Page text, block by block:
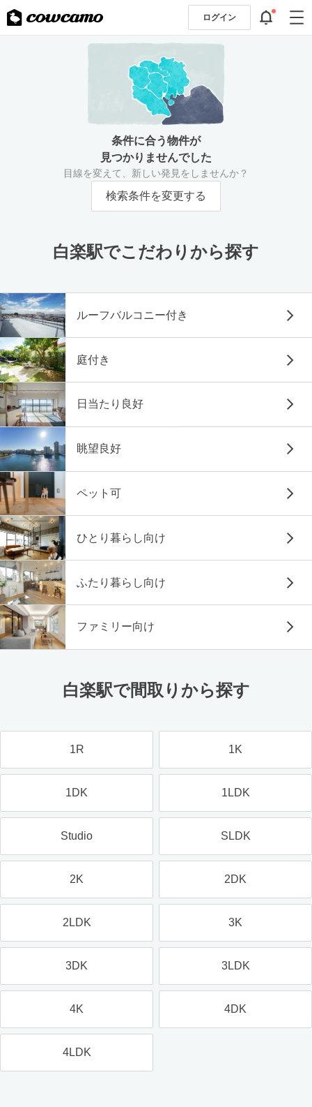
ログイン
条件に合う物件が
見つかりませんでした
目線を変えて、新しい発見をしませんか？
検索条件を変更する
白楽駅でこだわりから探す
ルーフバルコニー付き
庭付き
日当たり良好
眺望良好
ペット可
ひとり暮らし向け
ふたり暮らし向け
ファミリー向け
白楽駅で間取りから探す
1R 1K
1DK 1LDK
Studio SLDK
2K 2DK
2LDK 3K
3DK 3LDK
4K 4DK
4LDK